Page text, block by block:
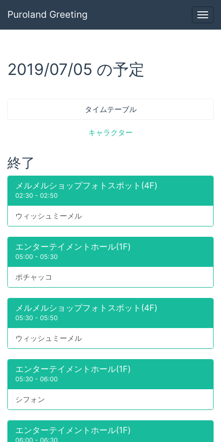
Puroland Greeting
2019/07/05 の予定
タイムテーブル
キャラクター
終了
メルメルショップフォトスポット(4F)
02:30 - 02:50
ウィッシュミーメル
エンターテイメントホール(1F)
05:00 - 05:30
ポチャッコ
メルメルショップフォトスポット(4F)
05:30 - 05:50
ウィッシュミーメル
エンターテイメントホール(1F)
05:30 - 06:00
シフォン
エンターテイメントホール(1F)
06:00 - 06:30